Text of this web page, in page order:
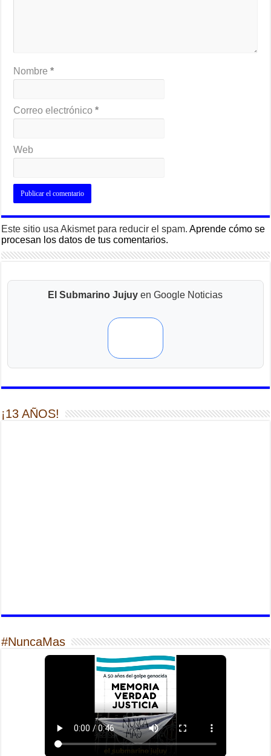
Nombre*
Correo electrónico*
Web
Este sitio usa Akismet para reducir el spam.Aprende cómo se
procesan los datos de tus comentarios.
El Submarino Jujuy en Google Noticias
¡13 AÑOS!
#NuncaMas